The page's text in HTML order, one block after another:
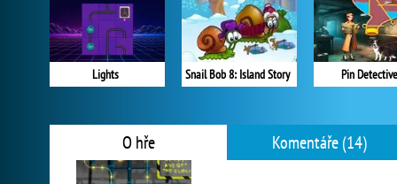
Lights Snail Bob 8: Island Story Pin Detective
O hře Komentáře (14)